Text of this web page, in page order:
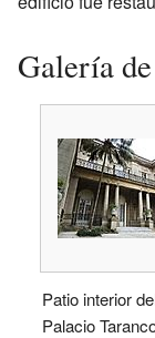
Galería
Patio interior
Palacio